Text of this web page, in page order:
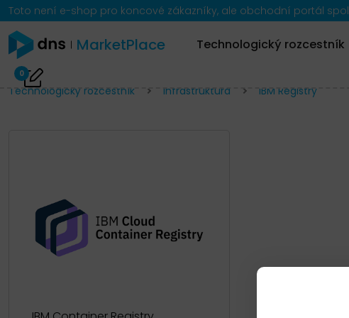
Toto není e-shop pro koncové zákazníky, ale obchodní portál
MarketPlace Technologický rozcestník
0
Technologický rozcestník Infrastruktura IBM Registry